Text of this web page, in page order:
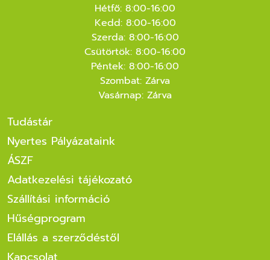
Hétfő: 8:00-16:00
Kedd: 8:00-16:00
Szerda: 8:00-16:00
Csütörtök: 8:00-16:00
Péntek: 8:00-16:00
Szombat: Zárva
Vasárnap: Zárva
Tudástár
Nyertes Pályázataink
ÁSZF
Adatkezelési tájékozató
Szállítási információ
Hűségprogram
Elállás a szerződéstől